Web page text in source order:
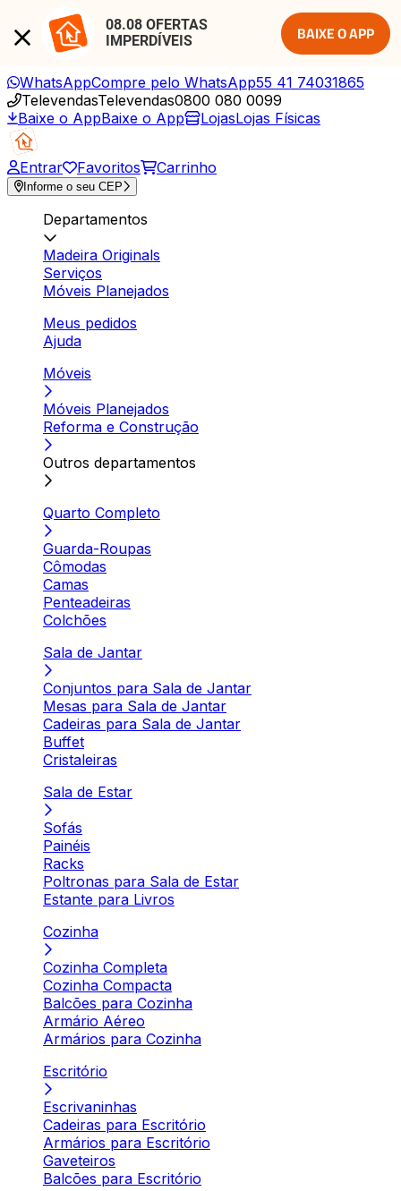
08.08 OFERTAS
IMPERDÍVEIS
BAIXE O APP
WhatsAppCompre pelo WhatsApp55 41 74031865
TelevendasTelevendas0800 080 0099
Baixe o AppBaixe o App LojasLojas Físicas
Entrar Favoritos Carrinho
Informe o seu CEP
Departamentos
Madeira Originals
Serviços
Móveis Planejados
Meus pedidos
Ajuda
Móveis
Móveis Planejados
Reforma e Construção
Outros departamentos
Quarto Completo
Guarda-Roupas
Cômodas
Camas
Penteadeiras
Colchões
Sala de Jantar
Conjuntos para Sala de Jantar
Mesas para Sala de Jantar
Cadeiras para Sala de Jantar
Buffet
Cristaleiras
Sala de Estar
Sofás
Painéis
Racks
Poltronas para Sala de Estar
Estante para Livros
Cozinha
Cozinha Completa
Cozinha Compacta
Balcões para Cozinha
Armário Aéreo
Armários para Cozinha
Escritório
Escrivaninhas
Cadeiras para Escritório
Armários para Escritório
Gaveteiros
Balcões para Escritório